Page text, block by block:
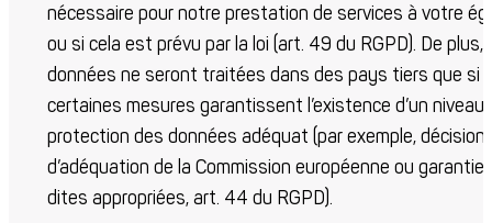
nécessaire pour notre prestation de services à votre
ou si cela est prévu par la loi (art. 49 du RGPD). De plus,
données ne seront traitées dans des pays tiers que si
certaines mesures garantissent l’existence d’un niveau
protection des données adéquat (par exemple, décision
d’adéquation de la Commission européenne ou
dites appropriées, art. 44 du RGPD).